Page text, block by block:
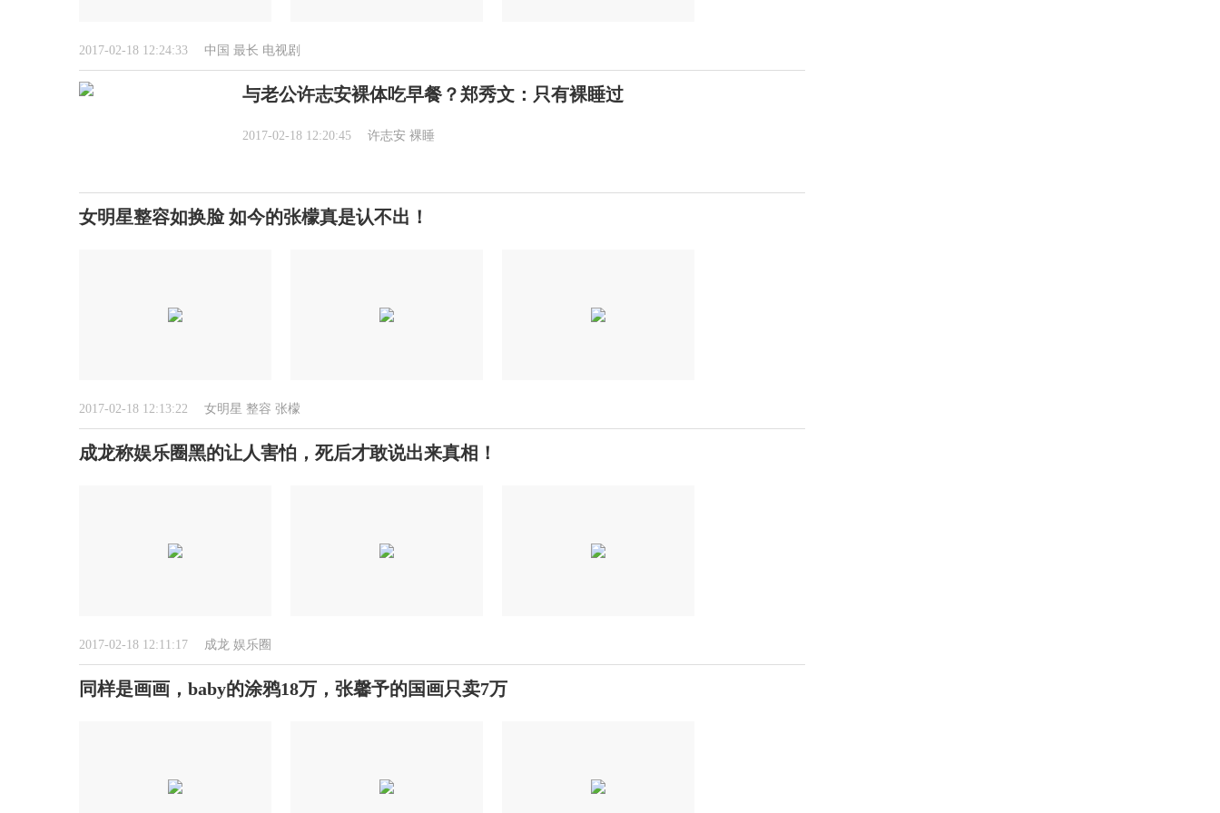
2017-02-18 12:24:33 中国 最长 电视剧
与老公许志安裸体吃早餐？郑秀文：只有裸睡过
2017-02-18 12:20:45 许志安 裸睡
女明星整容如换脸 如今的张檬真是认不出！
2017-02-18 12:13:22 女明星 整容 张檬
成龙称娱乐圈黑的让人害怕，死后才敢说出来真相！
2017-02-18 12:11:17 成龙 娱乐圈
同样是画画，baby的涂鸦18万，张馨予的国画只卖7万